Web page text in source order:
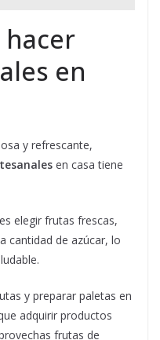
hacer
en
y refrescante,
en casa tiene
elegir frutas frescas,
cantidad de azúcar, lo
y preparar paletas en
adquirir productos
frutas de